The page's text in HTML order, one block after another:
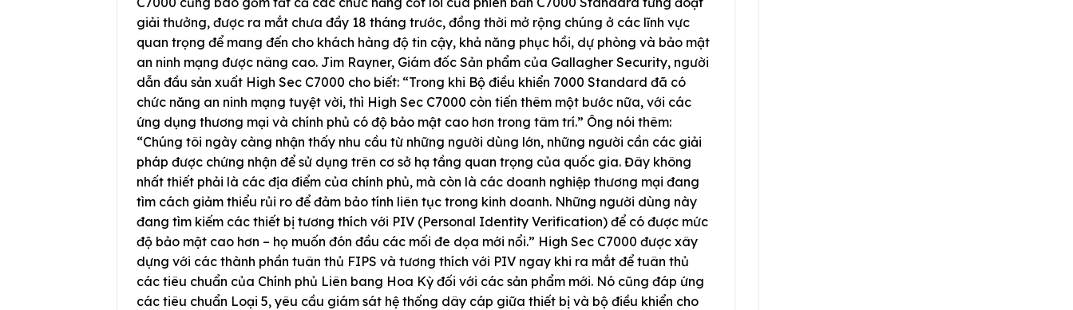
giải thưởng, được ra mắt chưa đầy 18 tháng trước, đồng thời mở rộng chúng ở các lĩnh vực
quan trọng để mang đến cho khách hàng độ tin cậy, khả năng phục hồi, dự phòng và bảo mật
an ninh mạng được nâng cao. Jim Rayner, Giám đốc Sản phẩm của Gallagher Security, người
dẫn đầu sản xuất High Sec C7000 cho biết: “Trong khi Bộ điều khiển 7000 Standard đã có
chức năng an ninh mạng tuyệt vời, thì High Sec C7000 còn tiến thêm một bước nữa, với các
ứng dụng thương mại và chính phủ có độ bảo mật cao hơn trong tâm trí.” Ông nói thêm:
“Chúng tôi ngày càng nhận thấy nhu cầu từ những người dùng lớn, những người cần các giải
pháp được chứng nhận để sử dụng trên cơ sở hạ tầng quan trọng của quốc gia. Đây không
nhất thiết phải là các địa điểm của chính phủ, mà còn là các doanh nghiệp thương mại đang
tìm cách giảm thiểu rủi ro để đảm bảo tính liên tục trong kinh doanh. Những người dùng này
đang tìm kiếm các thiết bị tương thích với PIV (Personal Identity Verification) để có được mức
độ bảo mật cao hơn – họ muốn đón đầu các mối đe dọa mới nổi.” High Sec C7000 được xây
dựng với các thành phần tuân thủ FIPS và tương thích với PIV ngay khi ra mắt để tuân thủ
các tiêu chuẩn của Chính phủ Liên bang Hoa Kỳ đối với các sản phẩm mới. Nó cũng đáp ứng
các tiêu chuẩn Loại 5, yêu cầu giám sát hệ thống dây cáp giữa thiết bị và bộ điều khiển cho